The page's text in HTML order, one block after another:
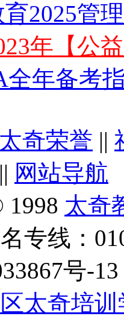
2025管
年【公
全年备考
太奇荣誉 ||
|| 网站导航
1998 太奇
专线：
号-13
太奇培训